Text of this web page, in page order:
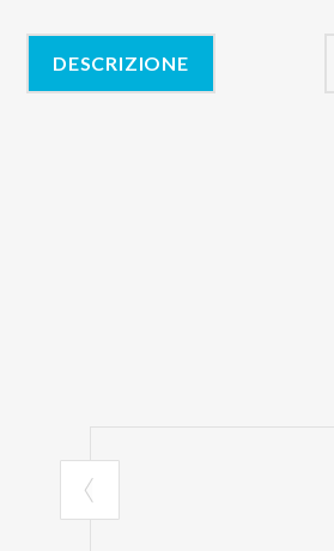
DESCRIZIONE